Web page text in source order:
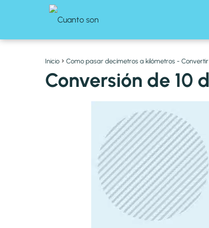
Inicio Como pasar decímetros a kilómetros -
Conversión de 10